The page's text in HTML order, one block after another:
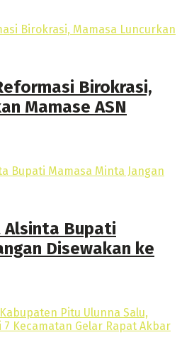
Birokrasi,
Mamase ASN
Alsinta Bupati
Disewakan ke